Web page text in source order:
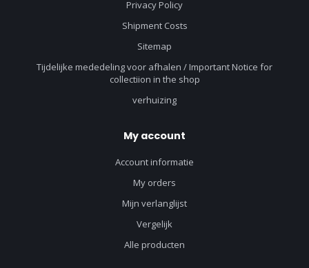
Privacy Policy
Shipment Costs
Sitemap
Tijdelijke mededeling voor afhalen / Important Notice for
collectiion in the shop
verhuizing
My account
Account informatie
My orders
Mijn verlanglijst
Vergelijk
Alle producten